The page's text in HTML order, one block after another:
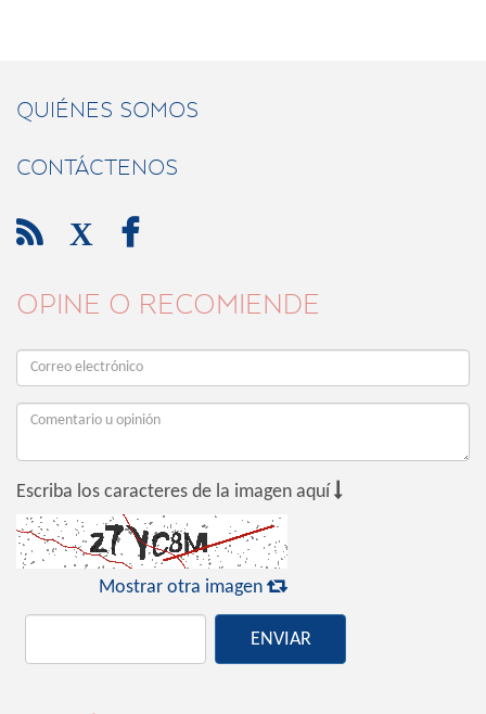
QUIÉNES SOMOS
CONTÁCTENOS
 X 
OPINE O RECOMIENDE
Escriba los caracteres de la imagen aquí 
Mostrar otra imagen 
ENVIAR